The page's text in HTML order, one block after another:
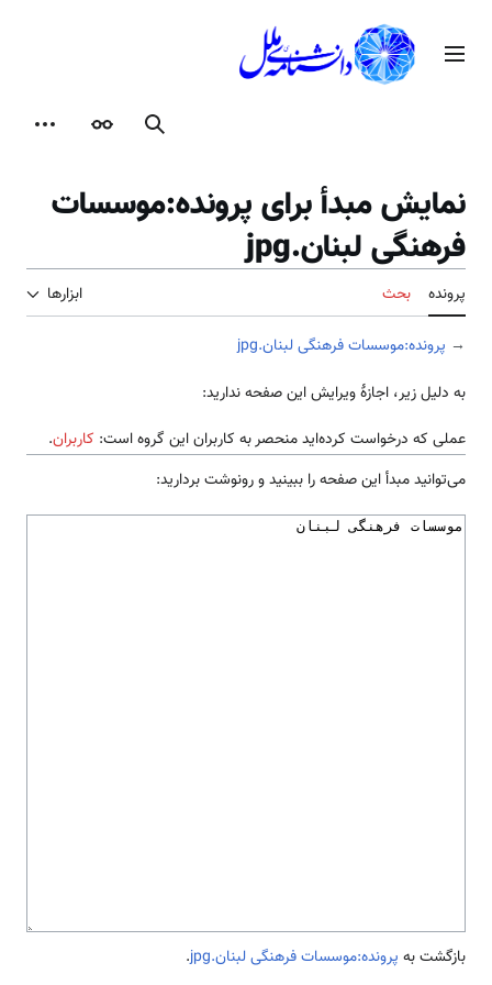
محتوامنوی اصلی
جستجوظاهر
نمایش مبدأ برای پرونده:موسسات
فرهنگی لبنان.jpg
پرونده بحث ابزارها
→ پرونده:موسسات فرهنگی لبنان.jpg
به دلیل زیر، اجازهٔ ویرایش این صفحه ندارید:
عملی که درخواست کرده‌اید منحصر به کاربران این گروه است: کاربران.
می‌توانید مبدأ این صفحه را ببینید و رونوشت بردارید:
بازگشت به پرونده:موسسات فرهنگی لبنان.jpg .